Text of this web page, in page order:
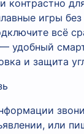
контрастно
игры
всё
удобный
и защита
или